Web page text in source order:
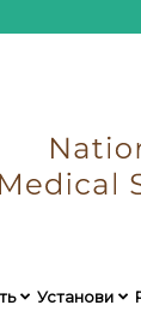
Установи